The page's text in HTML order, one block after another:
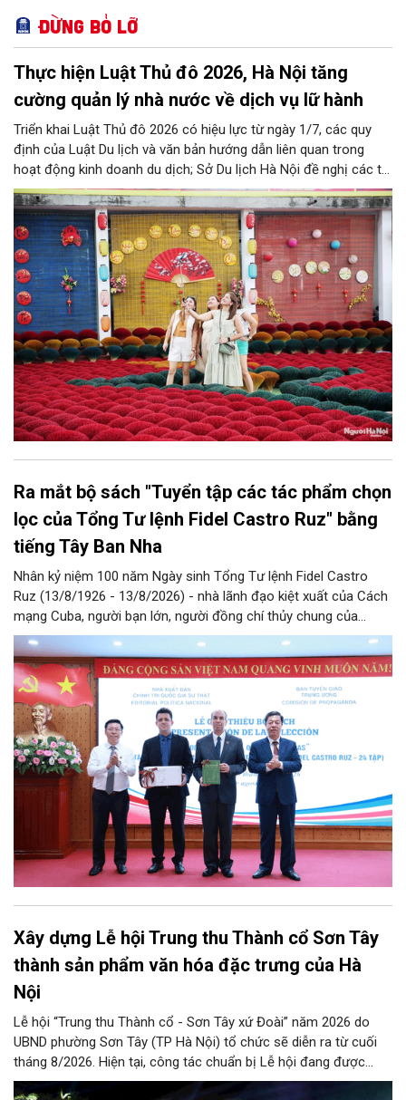
Đừng bỏ lỡ
Thực hiện Luật Thủ đô 2026, Hà Nội tăng
cường quản lý nhà nước về dịch vụ lữ hành
Triển khai Luật Thủ đô 2026 có hiệu lực từ ngày 1/7, các quy
định của Luật Du lịch và văn bản hướng dẫn liên quan trong
hoạt động kinh doanh du dịch; Sở Du lịch Hà Nội đề nghị các tổ
chức, đơn vị, doanh nghiệp kinh doanh dịch vụ lữ hành trên địa
bàn thành phố thực hiện một số nội dung quan trọng. Qua đó
góp phần thực hiện thắng lợi các mục tiêu phát triển du lịch Hà
Nội năm 2026 và giai đoạn tiếp theo.
Ra mắt bộ sách "Tuyển tập các tác phẩm chọn
lọc của Tổng Tư lệnh Fidel Castro Ruz" bằng
tiếng Tây Ban Nha
Nhân kỷ niệm 100 năm Ngày sinh Tổng Tư lệnh Fidel Castro
Ruz (13/8/1926 - 13/8/2026) - nhà lãnh đạo kiệt xuất của Cách
mạng Cuba, người bạn lớn, người đồng chí thủy chung của
Đảng, Nhà nước và nhân dân Việt Nam, chiều 5/8, tại Hà Nội,
Nhà xuất bản Chính trị quốc gia Sự thật phối hợp với Ban Tuyên
giáo Trung ương tổ chức Lễ giới thiệu bộ sách “Tuyển tập các
tác phẩm chọn lọc của Tổng Tư lệnh Fidel Castro Ruz” gồm 24
tập bằng tiếng Tây Ban Nha.
Xây dựng Lễ hội Trung thu Thành cổ Sơn Tây
thành sản phẩm văn hóa đặc trưng của Hà
Nội
Lễ hội “Trung thu Thành cổ - Sơn Tây xứ Đoài” năm 2026 do
UBND phường Sơn Tây (TP Hà Nội) tổ chức sẽ diễn ra từ cuối
tháng 8/2026. Hiện tại, công tác chuẩn bị Lễ hội đang được
chính quyền phường Sơn Tây cùng các phòng, ban, ngành, đơn